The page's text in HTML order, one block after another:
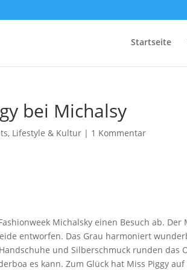
Startseite
bei Michalsy
, Lifestyle & Kultur | 1 Kommentar
Michalsky einen Besuch ab.
entworfen. Das Grau harmoniert
und Silberschmuck runden das
es kann. Zum Glück hat Miss Piggy auf